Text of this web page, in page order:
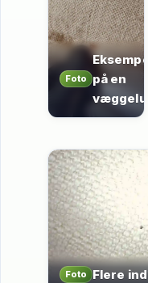
Foto
Eksempel
på en
væggelus
Foto Flere